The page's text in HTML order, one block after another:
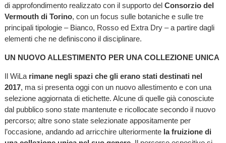
di approfondimento realizzato con il supporto del Consorzio del
Vermouth di Torino, con un focus sulle botaniche e sulle tre
principali tipologie – Bianco, Rosso ed Extra Dry – a partire dagli
elementi che ne definiscono il disciplinare.
UN NUOVO ALLESTIMENTO PER UNA COLLEZIONE UNICA
Il WiLa rimane negli spazi che gli erano stati destinati nel
2017, ma si presenta oggi con un nuovo allestimento e con una
selezione aggiornata di etichette. Alcune di quelle già conosciute
dal pubblico sono state mantenute e ricollocate secondo il nuovo
percorso; altre sono state selezionate appositamente per
l’occasione, andando ad arricchire ulteriormente la fruizione di